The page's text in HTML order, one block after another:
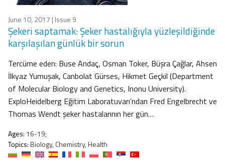
June 10, 2017 | Issue 9
Şekeri saptamak: Şeker hastalığıyla yüzleşildiğinde
karşılaşılan günlük bir sorun
Tercüme eden: Buse Andaç, Osman Toker, Büşra Çağlar, Ahsen
İlkyaz Yumuşak, Canbolat Gürses, Hikmet Geçkil (Department
of Molecular Biology and Genetics, Inonu University).
ExploHeidelberg Eğitim Laboratuvarı’ndan Fred Engelbrecht ve
Thomas Wendt şeker hastalarının her gün…
Ages: 16-19;
Topics:Biology, Chemistry, Health